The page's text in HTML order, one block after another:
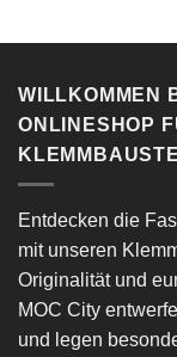
WILLKOMMEN
ONLINESHOP
Entdecken die
mit unseren
Originalität und
MOC City
und legen